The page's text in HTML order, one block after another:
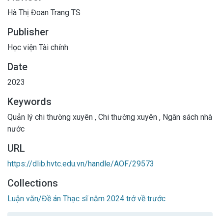
Hà Thị Đoan Trang TS
Publisher
Học viện Tài chính
Date
2023
Keywords
Quản lý chi thường xuyên , Chi thường xuyên , Ngân sách nhà
nước
URL
https://dlib.hvtc.edu.vn/handle/AOF/29573
Collections
Luận văn/Đề án Thạc sĩ năm 2024 trở về trước